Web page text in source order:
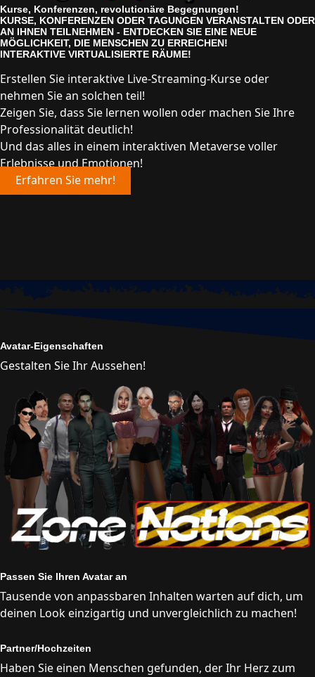
Kurse, Konferenzen, revolutionäre Begegnungen!
KURSE, KONFERENZEN ODER TAGUNGEN VERANSTALTEN ODER
AN IHNEN TEILNEHMEN - ENTDECKEN SIE EINE NEUE
MÖGLICHKEIT, DIE MENSCHEN ZU ERREICHEN!
INTERAKTIVE VIRTUALISIERTE RÄUME!
Erstellen Sie interaktive Live-Streaming-Kurse oder
nehmen Sie an solchen teil!
Zeigen Sie, dass Sie lernen wollen oder machen Sie Ihre
Professionalität deutlich!
Und das alles in einem interaktiven Metaverse voller
Erlebnisse und Emotionen!
Erfahren Sie mehr!
Avatar-Eigenschaften
Gestalten Sie Ihr Aussehen!
Passen Sie Ihren Avatar an
Tausende von anpassbaren Inhalten warten auf dich, um
deinen Look einzigartig und unvergleichlich zu machen!
Partner/Hochzeiten
Haben Sie einen Menschen gefunden, der Ihr Herz zum